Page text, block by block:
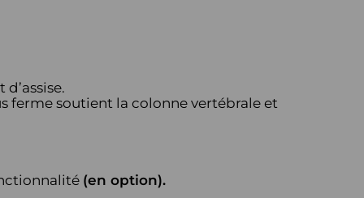
ferme soutient la colonne vertébrale et
(en option).